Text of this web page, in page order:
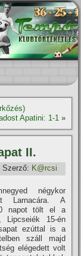
Apatini: 1-1»
II.
Szerző: K@rcsi
négykor
Larnacára. A
napot tölt el a
Lipcseiék 15-én
ezúttal is a
száll majd
elégedett volt